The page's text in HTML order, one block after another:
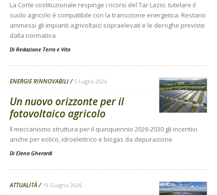
La Corte costituzionale respinge i ricorsi del Tar Lazio: tutelare il
suolo agricolo è compatibile con la transizione energetica. Restano
ammessi gli impianti agrivoltaici sopraelevati e le deroghe previste
dalla normativa
Di Redazione Terra e Vita
ENERGIE RINNOVABILI 5 Luglio 2026
Un nuovo orizzonte per il
fotovoltaico agricolo
Il meccanismo struttura per il quinquennio 2026-2030 gli incentivi
anche per eolico, idroelettrico e biogas da depurazione
Di Elena Gherardi
ATTUALITÀ 19 Giugno 2026